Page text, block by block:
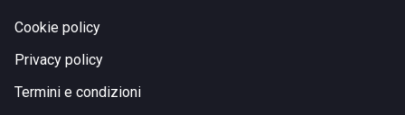
Cookie policy
Privacy policy
Termini e condizioni